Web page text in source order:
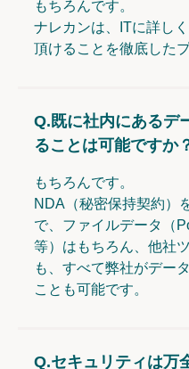
もちろんです。
ナレカンは、ITに詳し
頂けることを徹底した
Q.既に社内にあるデ
ることは可能ですか
もちろんです。
NDA（秘密保持契約）
で、ファイルデータ（
等）はもちろん、他社
も、すべて弊社がデー
ことも可能です。
Q.セキュリティは万